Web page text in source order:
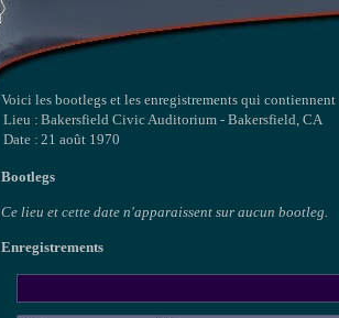
Voici les bootlegs et les enregistrements qui contiennent
Lieu : Bakersfield Civic Auditorium - Bakersfield, CA
Date : 21 août 1970
Bootlegs
Ce lieu et cette date n'apparaissent sur aucun bootleg.
Enregistrements